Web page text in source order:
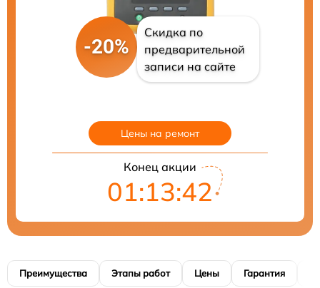
-20%
Скидка по
предварительной
записи на сайте
Цены на ремонт
Конец акции
01:13:41
Преимущества Этапы работ Цены Гарантия